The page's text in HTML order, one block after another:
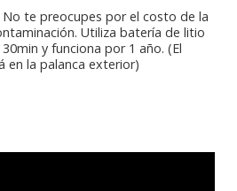
No te preocupes por el costo de la
Utiliza batería de litio
y funciona por 1 año. (El
en la palanca exterior)